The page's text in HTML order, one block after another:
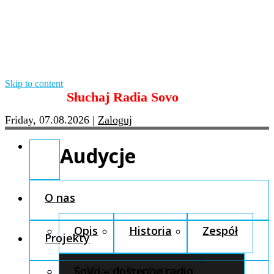
Skip to content
Słuchaj Radia Sovo
Friday, 07.08.2026 | Zaloguj
O nas
Opis Historia Zespół
Fundacja Pro Cultura
Projekty
SoVo – dostępne radio
Audycje